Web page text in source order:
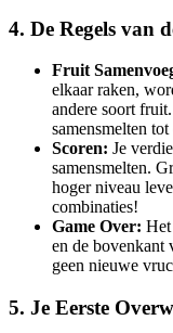
4. De Regels van
Fruit
elkaar raken,
andere soort
samensmelten tot
Scoren: Je
samensmelten.
hoger niveau
combinaties!
Game Over:
en de bovenkant
geen nieuwe
5. Je Eerste